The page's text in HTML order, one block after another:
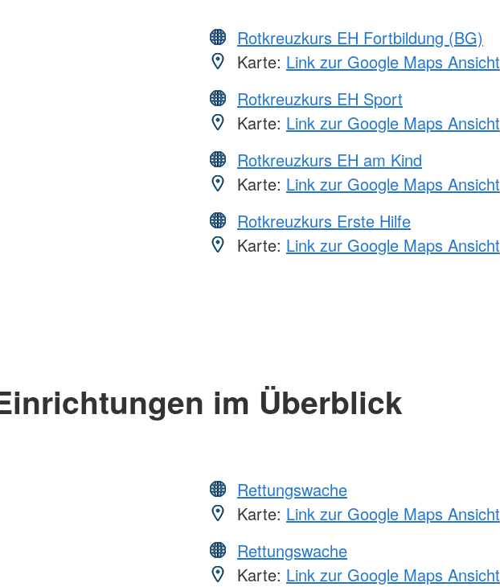
Rotkreuzkurs EH Fortbildung (BG)
Karte: Link zur Google Maps Ansicht
Rotkreuzkurs EH Sport
Karte: Link zur Google Maps Ansicht
Rotkreuzkurs EH am Kind
Karte: Link zur Google Maps Ansicht
Rotkreuzkurs Erste Hilfe
Karte: Link zur Google Maps Ansicht
im Überblick
Rettungswache
Karte: Link zur Google Maps Ansicht
Rettungswache
Karte: Link zur Google Maps Ansicht